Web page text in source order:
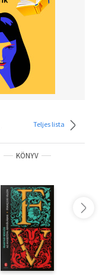
Teljes lista
KÖNYV